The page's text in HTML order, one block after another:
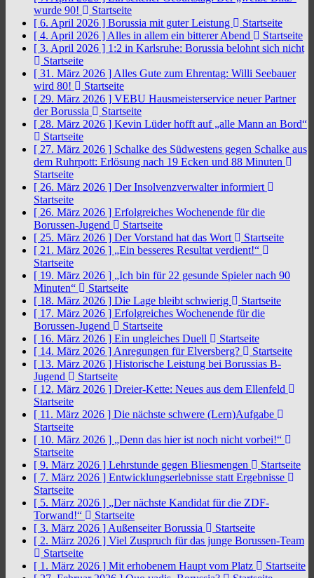
wurde 90!
Startseite
[ 6. April 2026 ] Borussia mit guter Leistung
Startseite
[ 4. April 2026 ] Alles in allem ein bitterer Abend
Startseite
[ 3. April 2026 ] 1:2 in Karlsruhe: Borussia belohnt sich nicht
Startseite
[ 31. März 2026 ] Alles Gute zum Ehrentag: Willi Seebauer
wird 80!
Startseite
[ 29. März 2026 ] VEBU Hausmeisterservice neuer Partner
der Borussia
Startseite
[ 28. März 2026 ] Kevin Lüder hofft auf „alle Mann an Bord“
Startseite
[ 27. März 2026 ] Schalke des Südwestens gegen Schalke aus
dem Ruhrpott: Erlösung nach 19 Ecken und 88 Minuten
Startseite
[ 26. März 2026 ] Der Insolvenzverwalter informiert
Startseite
[ 26. März 2026 ] Erfolgreiches Wochenende für die
Borussen-Jugend
Startseite
[ 25. März 2026 ] Der Vorstand hat das Wort
Startseite
[ 21. März 2026 ] „Ein besseres Resultat verdient!“
Startseite
[ 19. März 2026 ] „Ich bin für 22 gesunde Spieler nach 90
Minuten“
Startseite
[ 18. März 2026 ] Die Lage bleibt schwierig
Startseite
[ 17. März 2026 ] Erfolgreiches Wochenende für die
Borussen-Jugend
Startseite
[ 16. März 2026 ] Ein ungleiches Duell
Startseite
[ 14. März 2026 ] Anregungen für Elversberg?
Startseite
[ 13. März 2026 ] Historische Leistung bei Borussias B-
Jugend
Startseite
[ 12. März 2026 ] Dreier-Kette: Neues aus dem Ellenfeld
Startseite
[ 11. März 2026 ] Die nächste schwere (Lern)Aufgabe
Startseite
[ 10. März 2026 ] „Denn das hier ist noch nicht vorbei!“
Startseite
[ 9. März 2026 ] Lehrstunde gegen Bliesmengen
Startseite
[ 7. März 2026 ] Entwicklungserlebnisse statt Ergebnisse
Startseite
[ 5. März 2026 ] „Der nächste Kandidat für die ZDF-
Torwand!“
Startseite
[ 3. März 2026 ] Außenseiter Borussia
Startseite
[ 2. März 2026 ] Viel Zuspruch für das junge Borussen-Team
Startseite
[ 1. März 2026 ] Mit erhobenem Haupt vom Platz
Startseite